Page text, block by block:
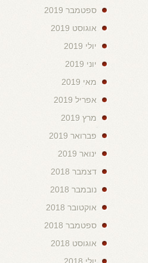
ספטמבר 2019
אוגוסט 2019
יולי 2019
יוני 2019
מאי 2019
אפריל 2019
מרץ 2019
פברואר 2019
ינואר 2019
דצמבר 2018
נובמבר 2018
אוקטובר 2018
ספטמבר 2018
אוגוסט 2018